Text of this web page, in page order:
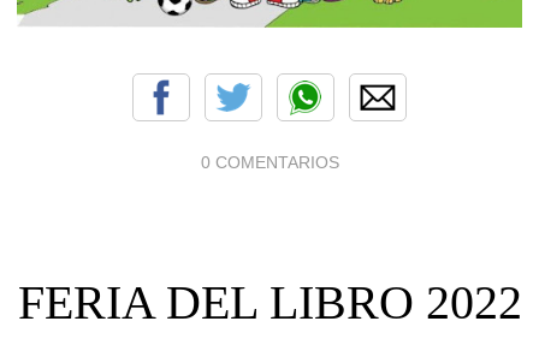
0 COMENTARIOS
FERIA DEL LIBRO 2022